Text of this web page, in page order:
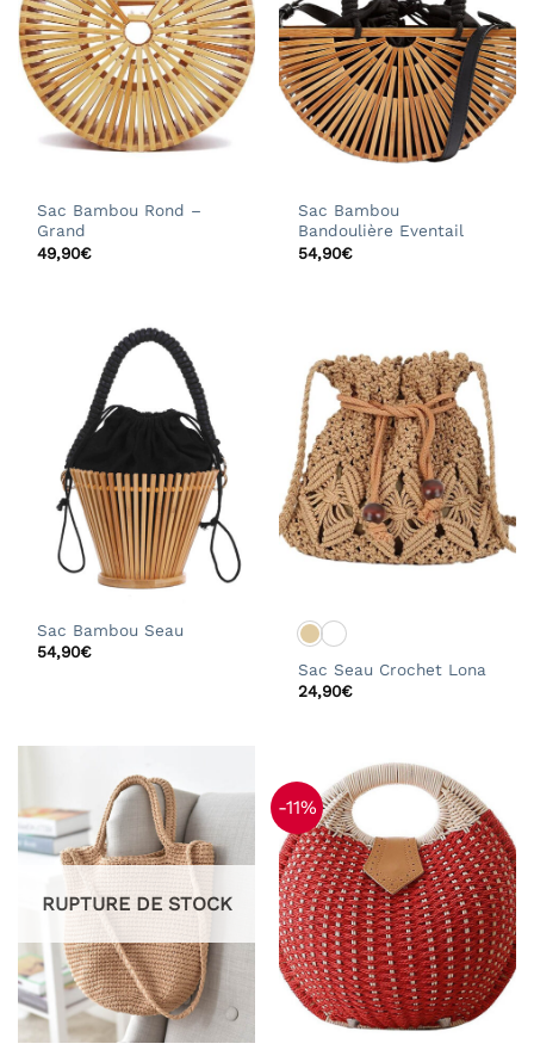
Sac Bambou Rond –
Grand
49,90€
Sac Bambou
Bandoulière Eventail
54,90€
Sac Bambou Seau
54,90€
Sac Seau Crochet Lona
24,90€
RUPTURE DE STOCK
-11%